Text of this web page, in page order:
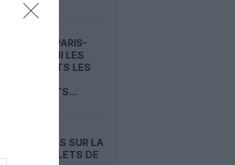
CLIMAT : PARIS-
CDG PARMI LES
AÉROPORTS LES
POLLUANTS...
CROISIÈRES SUR LA
SEINE, BILLETS DE